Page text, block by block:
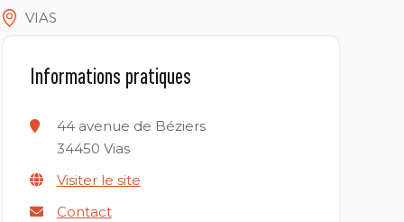
VIAS
Informations pratiques
44 avenue de Béziers
34450 Vias
Visiter le site
Contact